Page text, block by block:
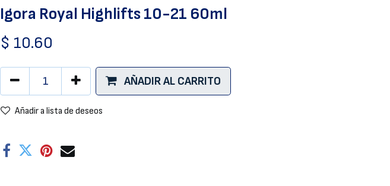
Igora Royal Highlifts 10-21 60ml
$ 10.60
AÑADIR AL CARRITO
Añadir a lista de deseos